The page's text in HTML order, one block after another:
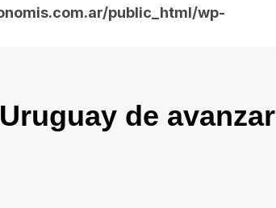
public_html/wp-
de avanzar